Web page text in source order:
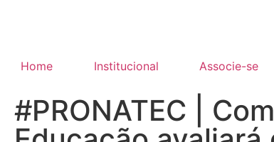
Home Institucional Associe-se
#PRONATEC |